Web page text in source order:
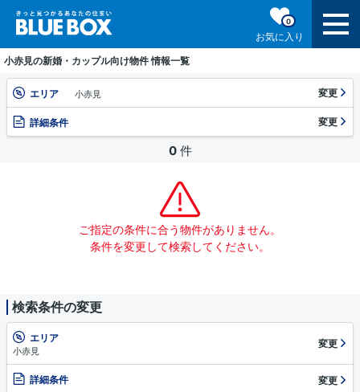
お気に入り
0
小赤見の新婚・カップル向け物件 情報一覧
エリア 小赤見 変更
詳細条件 変更
0 件
ご指定の条件に合う物件がありません。
条件を変更して検索してください。
検索条件の変更
エリア
小赤見
変更
詳細条件 変更